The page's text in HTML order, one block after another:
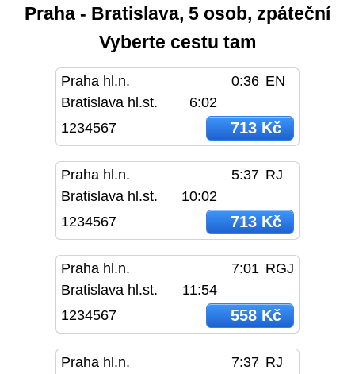
Praha - Bratislava, 5 osob, zpáteční
Vyberte cestu tam
Praha hl.n. 0:36 EN
Bratislava hl.st.
6:02
1234567
713 Kč
Praha hl.n. 5:37 RJ
Bratislava hl.st.
10:02
1234567
713 Kč
Praha hl.n. 7:01 RGJ
Bratislava hl.st.
11:54
1234567
558 Kč
Praha hl.n. 7:37 RJ